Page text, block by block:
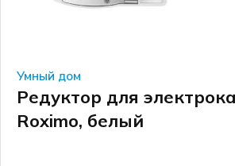
Умный дом
Редуктор для
Roximo, белый